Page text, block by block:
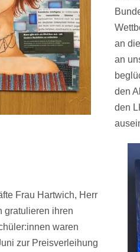
an
an
den
den
Frau Hartwich, Herr
gratulieren ihren
waren
zur Preisverleihung